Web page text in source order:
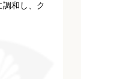
和し、ク